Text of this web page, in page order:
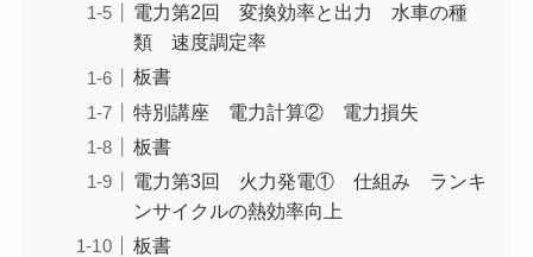
電力第2回 変換効率と出力 水車の種
類 速度調定率
板書
特別講座 電力計算② 電力損失
板書
電力第3回 火力発電① 仕組み ランキ
ンサイクルの熱効率向上
板書